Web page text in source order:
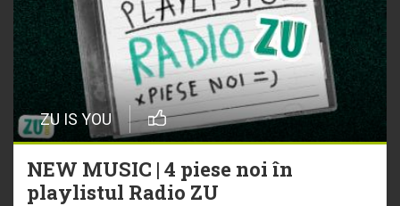
ZU IS YOU
NEW MUSIC | 4 piese noi în
playlistul Radio ZU